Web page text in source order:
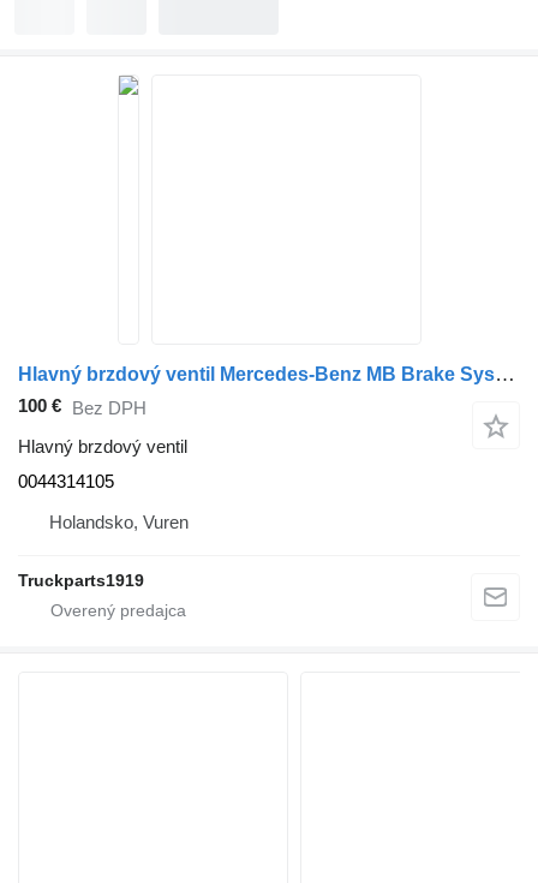
Hlavný brzdový ventil Mercedes-Benz MB Brake System Voetremventiel Atego 0044314105 na nákladného auta
100 € Bez DPH
Hlavný brzdový ventil
0044314105
Holandsko, Vuren
Truckparts1919